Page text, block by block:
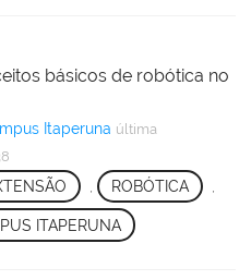
básicos de robótica no
Itaperuna última
ROBÓTICA
ITAPERUNA